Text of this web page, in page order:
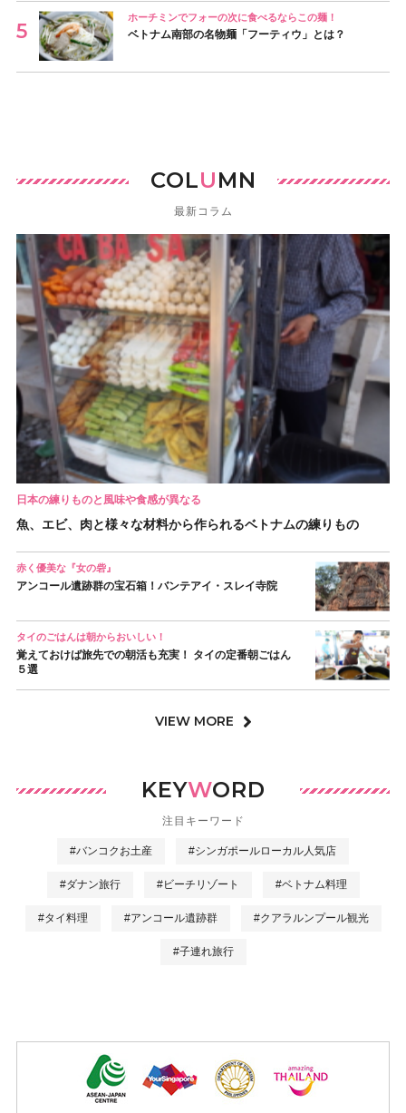
ホーチミンでフォーの次に食べるならこの麺！
ベトナム南部の名物麺「フーティウ」とは？
COLUMN
最新コラム
日本の練りものと風味や食感が異なる
魚、エビ、肉と様々な材料から作られるベトナムの練りもの
赤く優美な『女の砦』
アンコール遺跡群の宝石箱！バンテアイ・スレイ寺院
タイのごはんは朝からおいしい！
覚えておけば旅先での朝活も充実！ タイの定番朝ごはん
５選
VIEW MORE
KEYWORD
注目キーワード
#バンコクお土産 #シンガポールローカル人気店
#ダナン旅行 #ビーチリゾート #ベトナム料理
#タイ料理 #アンコール遺跡群 #クアラルンプール観光
#子連れ旅行